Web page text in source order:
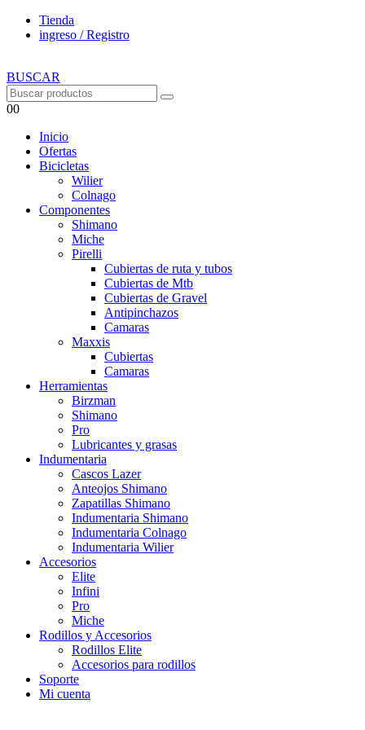
Tienda
ingreso / Registro
BUSCAR
00
Inicio
Ofertas
Bicicletas
Wilier
Colnago
Componentes
Shimano
Miche
Pirelli
Cubiertas de ruta y tubos
Cubiertas de Mtb
Cubiertas de Gravel
Antipinchazos
Camaras
Maxxis
Cubiertas
Camaras
Herramientas
Birzman
Shimano
Pro
Lubricantes y grasas
Indumentaria
Cascos Lazer
Anteojos Shimano
Zapatillas Shimano
Indumentaria Shimano
Indumentaria Colnago
Indumentaria Wilier
Accesorios
Elite
Infini
Pro
Miche
Rodillos y Accesorios
Rodillos Elite
Accesorios para rodillos
Soporte
Mi cuenta